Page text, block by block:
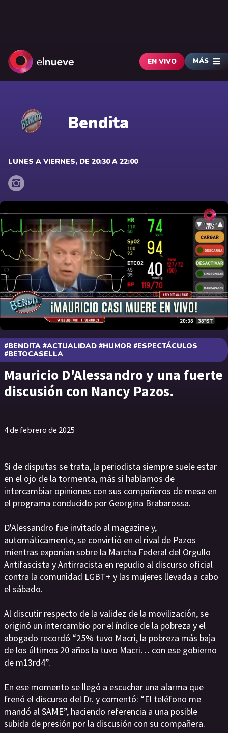
EN VIVO MÁS
Bendita
LUNES A VIERNES, DE 20:30 A 22:00
#BENDITA #ACTUALIDAD #HUMOR #ESPECTÁCULOS
#BETOCASELLA
Mauricio D'Alessandro y una fuerte
discusión con Nancy Pazos.
4 de febrero de 2025
Si de disputas se trata, la periodista siempre suele estar
en el ojo de la tormenta, más si hablamos de
intercambiar opiniones con sus compañeros de mesa en
el programa conducido por Georgina Brabarossa.
D'Alessandro fue invitado al magazine y,
automáticamente, se convirtió en el rival de Pazos
mientras exponían sobre la Marcha Federal del Orgullo
Antifascista y Antirracista en repudio al discurso oficial
contra la comunidad LGBT+ y las mujeres llevada a cabo
el sábado.
Al discutir respecto de la validez de la movilización, se
originó un intercambio por el índice de la pobreza y el
abogado recordó “25% tuvo Macri, la pobreza más baja
de los últimos 20 años la tuvo Macri… con ese gobierno
de m13rd4”.
En ese momento se llegó a escuchar una alarma que
frenó el discurso del Dr. y comentó: “El teléfono me
mandó al SAME”, haciendo referencia a una posible
subida de presión por la discusión con su compañera.